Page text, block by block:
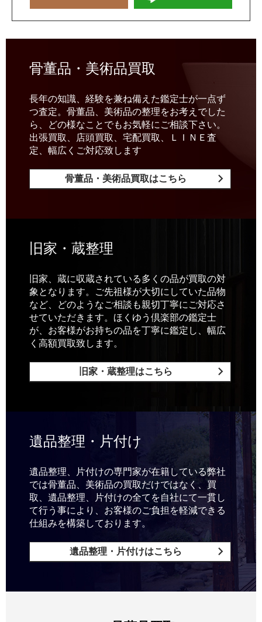
骨董品・美術品買取
長年の知識、経験を兼ね備えた鑑定士が一点ず
つ査定。骨董品、美術品の整理をお考えでした
ら、どの様なことでもお気軽にご相談下さい。
出張買取、店頭買取、宅配買取、ＬＩＮＥ査
定、幅広くご対応致します
骨董品・美術品買取はこちら
旧家・蔵整理
旧家、蔵に収蔵されている多くの品が買取の対
象となります。ご先祖様が大切にしていた品物
など、どのようなご相談も親切丁寧にご対応さ
せていただきます。ほくゆう倶楽部の鑑定士
が、お客様がお持ちの品を丁寧に鑑定し、幅広
く高額買取致します。
旧家・蔵整理はこちら
遺品整理・片付け
遺品整理、片付けの専門家が在籍している弊社
では骨董品、美術品の買取だけではなく、買
取、遺品整理、片付けの全てを自社にて一貫し
て行う事により、お客様のご負担を軽減できる
仕組みを構築しております。
遺品整理・片付けはこちら